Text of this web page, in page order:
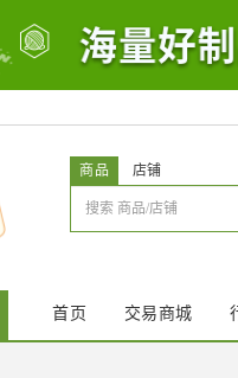
商品 店铺
首页 交易商城